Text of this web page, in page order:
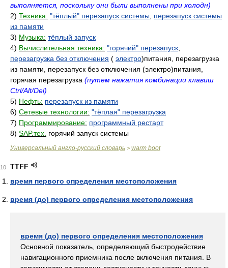
выполняется, поскольку они были выполнены при холодн)
2) Техника: "тёплый" перезапуск системы
перезапуск системы
из памяти
3) Музыка: тёплый запуск
4) Вычислительная техника: "горячий" перезапуск
перезагрузка без отключения ( электро)питания, перезагрузка
из памяти, перезапуск без отключения (электро)питания,
горячая перезагрузка (путем нажатия комбинации клавиш
Ctrl/Alt/Del)
5) Нефть: перезапуск из памяти
6) Сетевые технологии: "тёплая" перезагрузка
7) Программирование: программный рестарт
8) SAP.тех. горячий запуск системы
Универсальный англо-русский словарь > warm boot
10
TTFF
время первого определения местоположения
время (до) первого определения местоположения
время (до) первого определения местоположения
Основной показатель, определяющий быстродействие
навигационного приемника после включения питания. В